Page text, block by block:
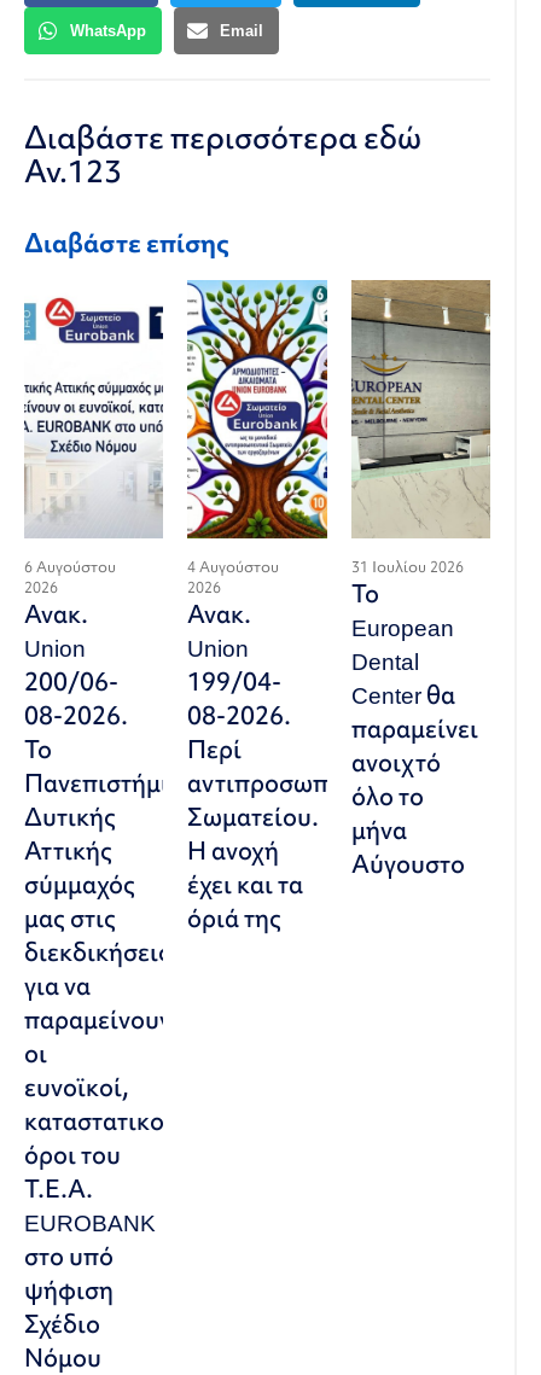
WhatsApp Email
Διαβάστε περισσότερα εδώ
Αν.123
Διαβάστε επίσης
6 Αυγούστου
2026
Ανακ.
Union
200/06-
08-2026.
Το
Πανεπιστήμιο
Δυτικής
Αττικής
σύμμαχός
μας στις
διεκδικήσεις,
για να
παραμείνουν
οι
ευνοϊκοί,
καταστατικοί
όροι του
Τ.Ε.Α.
EUROBANK
στο υπό
ψήφιση
Σχέδιο
Νόμου
4 Αυγούστου
2026
Ανακ.
Union
199/04-
08-2026.
Περί
αντιπροσωπευτικού
Σωματείου.
Η ανοχή
έχει και τα
όριά της
31 Ιουλίου 2026
Το
European
Dental
Center θα
παραμείνει
ανοιχτό
όλο το
μήνα
Αύγουστο